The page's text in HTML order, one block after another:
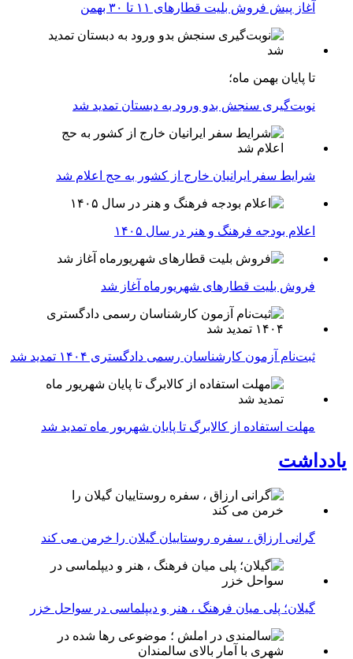
آغاز پیش فروش بلیت‌ قطارهای ۱۱ تا ۳۰ بهمن
تا پایان بهمن ماه؛
نوبت‌گیری سنجش بدو ورود به دبستان تمدید شد
شرایط سفر ایرانیان خارج از کشور به حج اعلام شد
اعلام بودجه فرهنگ و هنر در سال ۱۴۰۵
فروش بلیت قطارهای شهریورماه آغاز شد
ثبت‌نام آزمون کارشناسان رسمی دادگستری ۱۴۰۴ تمدید شد
مهلت استفاده از کالابرگ تا پایان شهریور ماه تمدید شد
یادداشت
گرانی ارزاق ، سفره روستاییان گیلان را خرمن می کند
گیلان؛ پلی میان فرهنگ ، هنر و دیپلماسی در سواحل خزر